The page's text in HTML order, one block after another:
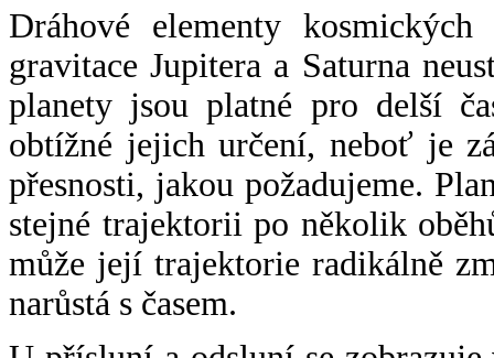
Dráhové elementy
gravitace Jupitera a Saturna
planety jsou platné pro delší
obtížné jejich určení, neboť je
přesnosti, jakou požadujeme.
stejné trajektorii po několik
může její trajektorie radikálně
narůstá s časem.